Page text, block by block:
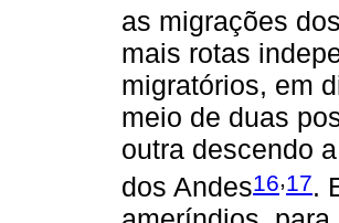
as migrações
mais rotas
migratórios, em
meio de duas
outra descendo
dos Andes16,17.